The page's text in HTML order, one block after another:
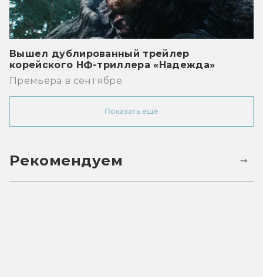
Вышел дублированный трейлер
корейского НФ-триллера «Надежда»
Премьера в сентябре.
Показать ещё
Рекомендуем